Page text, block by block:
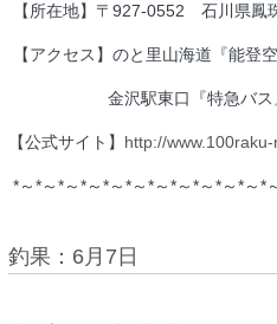
【所在地】〒927-0552 石川県鳳
【アクセス】のと里山海道『能登
金沢駅東口『特急バス』
【公式サイト】 http://
*～*～*～*～*～*～*～*～*～*～*～*
釣果：6月7日